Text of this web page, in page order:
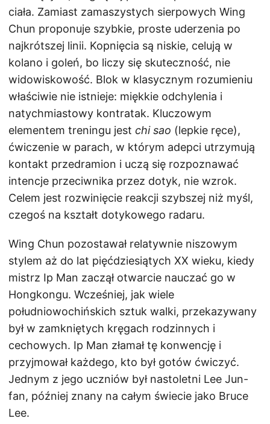
ciała. Zamiast zamaszystych sierpowych Wing
Chun proponuje szybkie, proste uderzenia po
najkrótszej linii. Kopnięcia są niskie, celują w
kolano i goleń, bo liczy się skuteczność, nie
widowiskowość. Blok w klasycznym rozumieniu
właściwie nie istnieje: miękkie odchylenia i
natychmiastowy kontratak. Kluczowym
elementem treningu jest chi sao (lepkie ręce),
ćwiczenie w parach, w którym adepci utrzymują
kontakt przedramion i uczą się rozpoznawać
intencje przeciwnika przez dotyk, nie wzrok.
Celem jest rozwinięcie reakcji szybszej niż myśl,
czegoś na kształt dotykowego radaru.
Wing Chun pozostawał relatywnie niszowym
stylem aż do lat pięćdziesiątych XX wieku, kiedy
mistrz Ip Man zaczął otwarcie nauczać go w
Hongkongu. Wcześniej, jak wiele
południowochińskich sztuk walki, przekazywany
był w zamkniętych kręgach rodzinnych i
cechowych. Ip Man złamał tę konwencję i
przyjmował każdego, kto był gotów ćwiczyć.
Jednym z jego uczniów był nastoletni Lee Jun-
fan, później znany na całym świecie jako Bruce
Lee.